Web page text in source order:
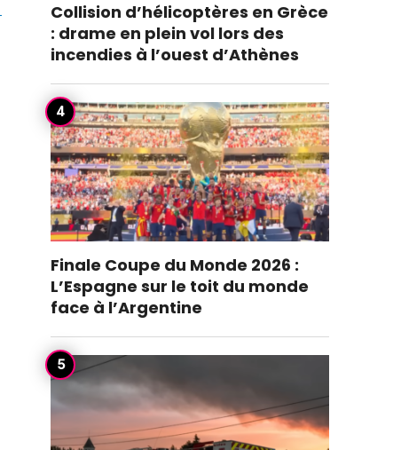
Collision d’hélicoptères en Grèce
: drame en plein vol lors des
incendies à l’ouest d’Athènes
Finale Coupe du Monde 2026 :
L’Espagne sur le toit du monde
face à l’Argentine